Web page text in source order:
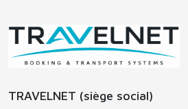
TRAVELNET (siège social)